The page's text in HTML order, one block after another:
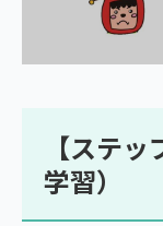
【ステ
学習）